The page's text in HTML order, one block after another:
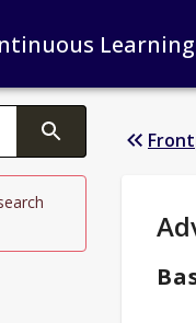
Learning